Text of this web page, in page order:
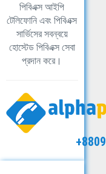
পিবিএক্স আইপি
টেলিফোনি এবং পিবিএক্স
সার্ভিসের সবন্বয়ে
হোস্টেড পিবিএক্স সেবা
প্রদান করে।